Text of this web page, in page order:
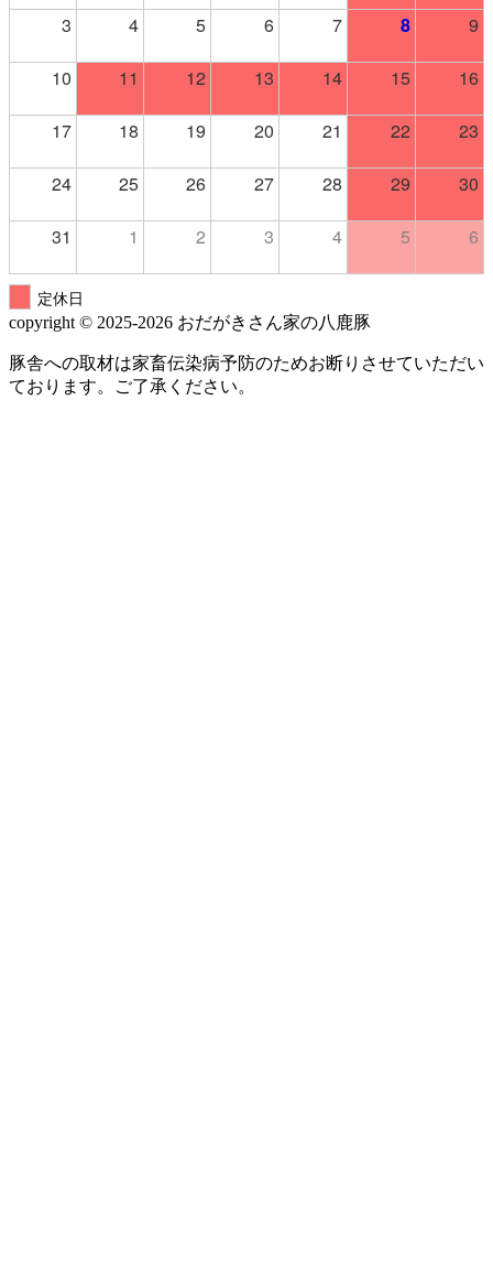
3 4 5 6 7 8 9
10 11 12 13 14 15 16
17 18 19 20 21 22 23
24 25 26 27 28 29 30
31 1 2 3 4 5 6
定休日
copyright © 2025-2026 おだがきさん家の八鹿豚
豚舎への取材は家畜伝染病予防のためお断りさせていただい
ております。ご了承ください。